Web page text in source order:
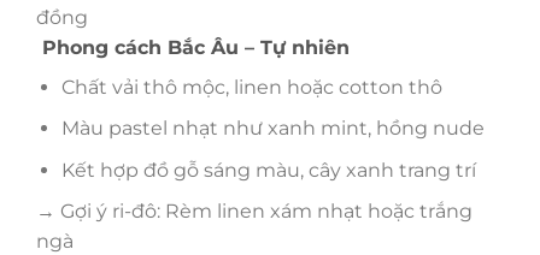
đồng
Phong cách Bắc Âu – Tự nhiên
Chất vải thô mộc, linen hoặc cotton thô
Màu pastel nhạt như xanh mint, hồng nude
Kết hợp đồ gỗ sáng màu, cây xanh trang trí
→ Gợi ý ri-đô: Rèm linen xám nhạt hoặc trắng
ngà